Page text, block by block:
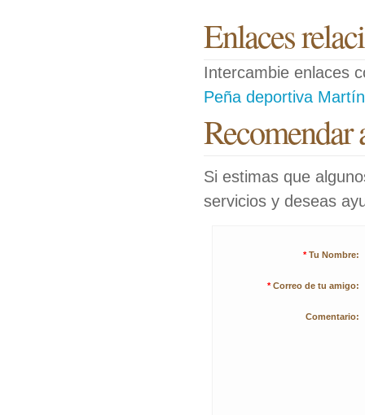
Enlaces
Intercambie enlaces
Peña deportiva
Si estimas que
servicios y deseas
* Tu Nombre:
* Correo de tu amigo:
Comentario: